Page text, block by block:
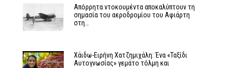
Απόρρητα ντοκουμέντα αποκαλύπτουν τη
σημασία του αεροδρομίου του Αφιάρτη
στη…
Χάιδω-Ειρήνη Χατζημιχάλη: Ένα «Ταξίδι
Αυτογνωσίας» γεμάτο τόλμη και